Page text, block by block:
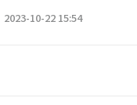
2023-10-22 15:54